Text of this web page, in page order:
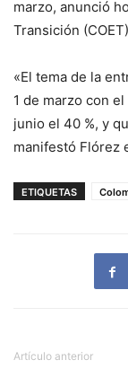
marzo, anunció
Transición
«El tema de la
1 de marzo con
junio el 40 %, y
manifestó Flórez
ETIQUETAS
Artículo anterior